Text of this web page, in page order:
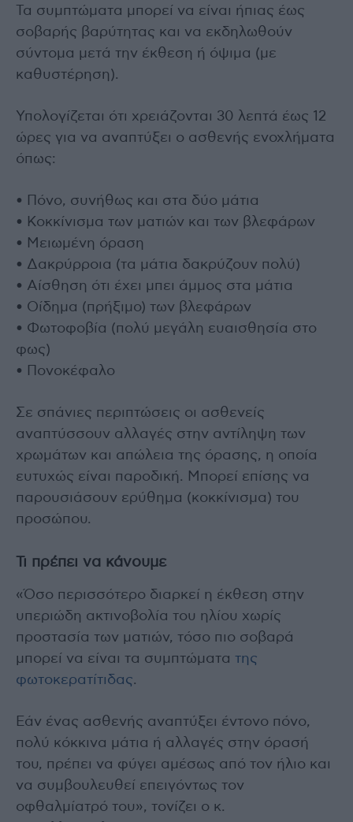
Τα συμπτώματα μπορεί να είναι ήπιας έως
σοβαρής βαρύτητας και να εκδηλωθούν
σύντομα μετά την έκθεση ή όψιμα (με
καθυστέρηση).
Υπολογίζεται ότι χρειάζονται 30 λεπτά έως 12
ώρες για να αναπτύξει ο ασθενής ενοχλήματα
όπως:
• Πόνο, συνήθως και στα δύο μάτια
• Κοκκίνισμα των ματιών και των βλεφάρων
• Μειωμένη όραση
• Δακρύρροια (τα μάτια δακρύζουν πολύ)
• Αίσθηση ότι έχει μπει άμμος στα μάτια
• Οίδημα (πρήξιμο) των βλεφάρων
• Φωτοφοβία (πολύ μεγάλη ευαισθησία στο
φως)
• Πονοκέφαλο
Σε σπάνιες περιπτώσεις οι ασθενείς
αναπτύσσουν αλλαγές στην αντίληψη των
χρωμάτων και απώλεια της όρασης, η οποία
ευτυχώς είναι παροδική. Μπορεί επίσης να
παρουσιάσουν ερύθημα (κοκκίνισμα) του
προσώπου.
Τι πρέπει να κάνουμε
«Όσο περισσότερο διαρκεί η έκθεση στην
υπεριώδη ακτινοβολία του ηλίου χωρίς
προστασία των ματιών, τόσο πιο σοβαρά
μπορεί να είναι τα συμπτώματα της
φωτοκερατίτιδας.
Εάν ένας ασθενής αναπτύξει έντονο πόνο,
πολύ κόκκινα μάτια ή αλλαγές στην όρασή
του, πρέπει να φύγει αμέσως από τον ήλιο και
να συμβουλευθεί επειγόντως τον
οφθαλμίατρό του», τονίζει ο κ.